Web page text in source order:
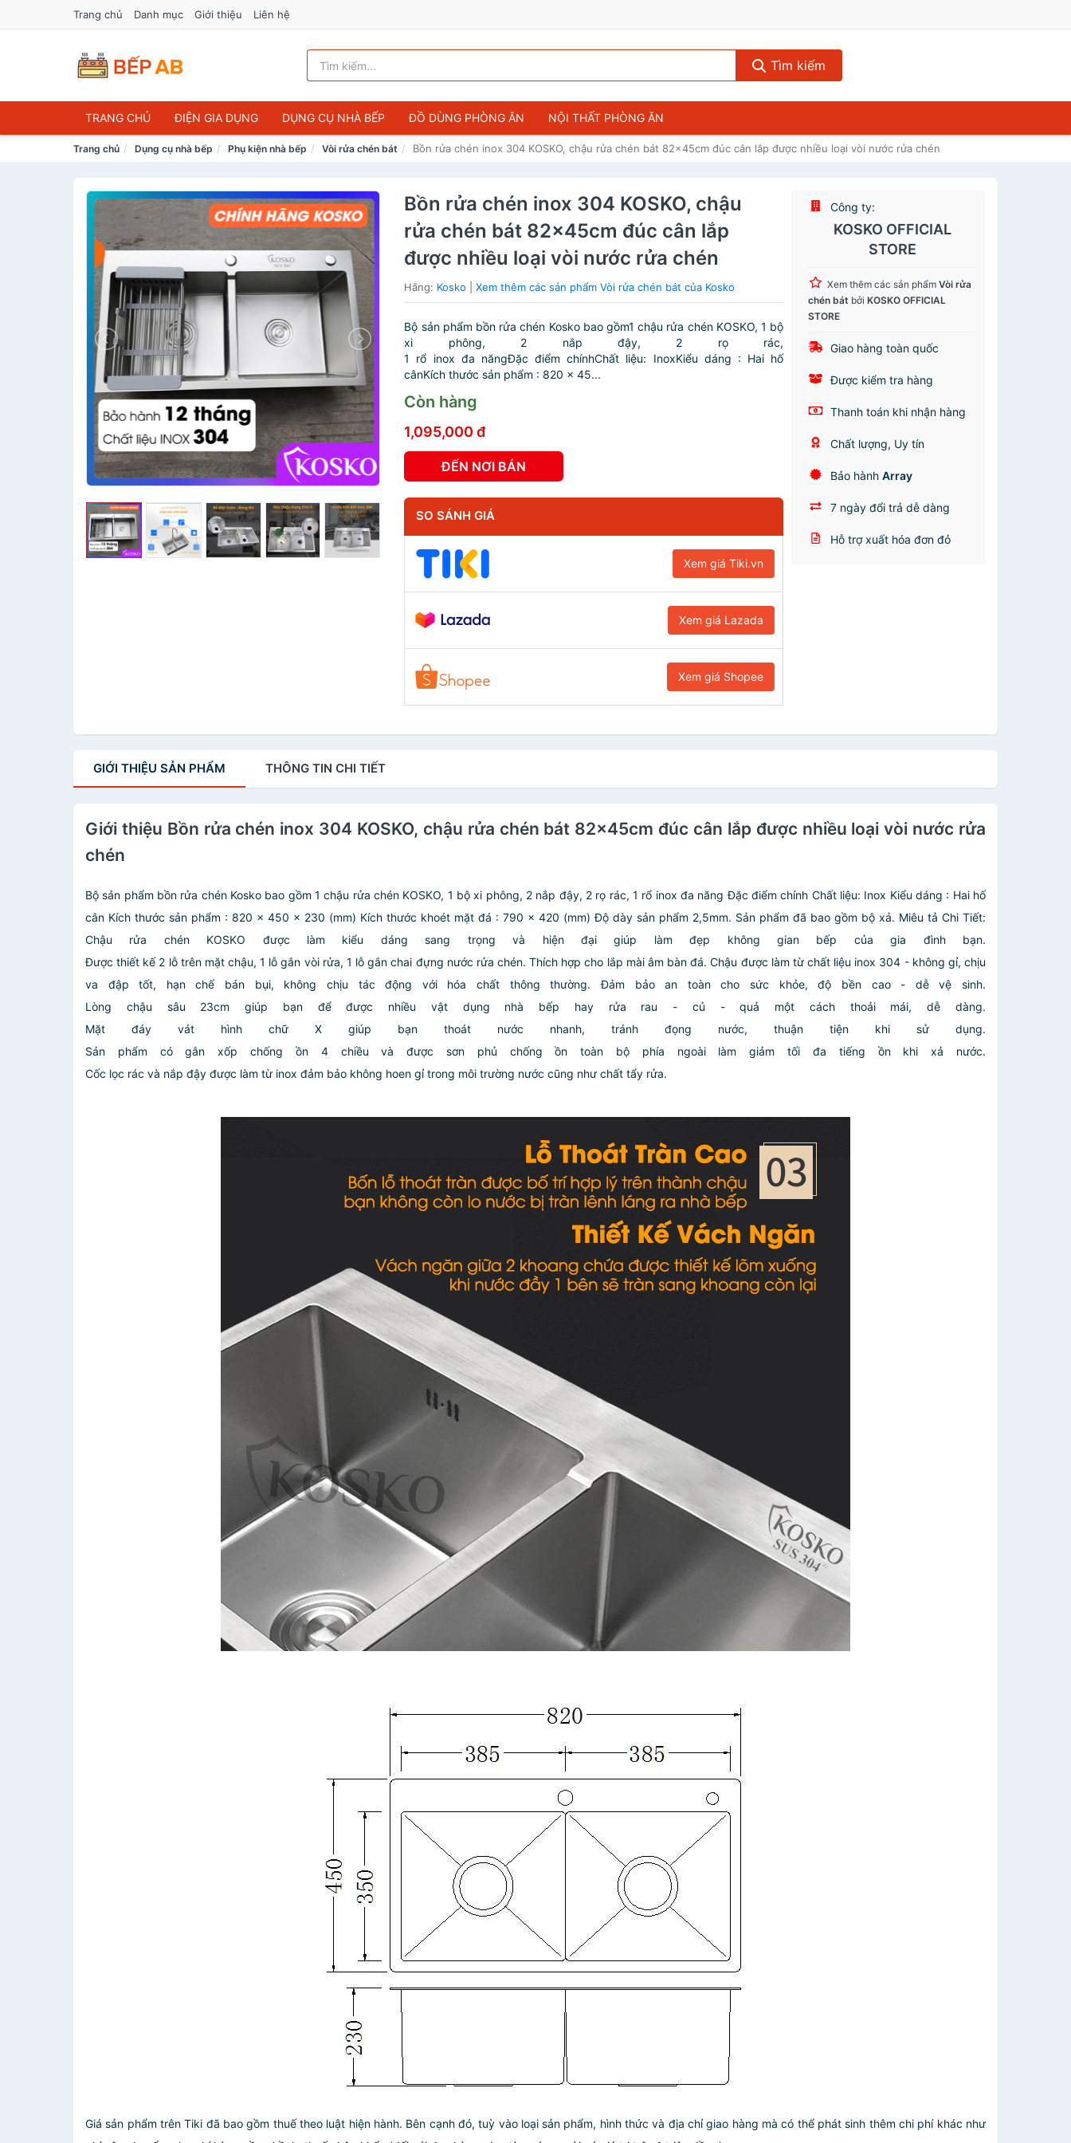
Trang chủ Danh mục Giới thiệu Liên hệ
Tìm kiếm
TRANG CHỦ ĐIỆN GIA DỤNG DỤNG CỤ NHÀ BẾP ĐỒ DÙNG PHÒNG ĂN NỘI THẤT PHÒNG ĂN
Trang chủ Dụng cụ nhà bếp Phụ kiện nhà bếp Vòi rửa chén bát Bồn rửa chén inox 304 KOSKO, chậu rửa chén bát 82x45cm đúc cân lắp được nhiều loại vòi nước rửa chén
Bồn rửa chén inox 304 KOSKO, chậu
rửa chén bát 82x45cm đúc cân lắp
được nhiều loại vòi nước rửa chén
Hãng: Kosko |Xem thêm các sản phẩm Vòi rửa chén bát của Kosko
Bộ sản phẩm bồn rửa chén Kosko bao gồm1 chậu rửa chén KOSKO, 1 bộ
xi phông, 2 nắp đậy, 2 rọ rác,
1 rổ inox đa năngĐặc điểm chínhChất liệu: InoxKiểu dáng : Hai hố
cânKích thước sản phẩm : 820 x 45...
Còn hàng
1,095,000 đ
ĐẾN NƠI BÁN
SO SÁNH GIÁ
Xem giá Tiki.vn
Xem giá Lazada
Xem giá Shopee
Công ty:
KOSKO OFFICIAL
STORE
Xem thêm các sản phẩmVòi rửa
chén bát bởiKOSKO OFFICIAL
STORE
Giao hàng toàn quốc
Được kiểm tra hàng
Thanh toán khi nhận hàng
Chất lượng, Uy tín
Bảo hànhArray
7 ngày đổi trả dễ dàng
Hỗ trợ xuất hóa đơn đỏ
GIỚI THIỆU SẢN PHẨM THÔNG TIN CHI TIẾT
Giới thiệu Bồn rửa chén inox 304 KOSKO, chậu rửa chén bát 82x45cm đúc cân lắp được nhiều loại vòi nước rửa
chén
Bộ sản phẩm bồn rửa chén Kosko bao gồm 1 chậu rửa chén KOSKO, 1 bộ xi phông, 2 nắp đậy, 2 rọ rác, 1 rổ inox đa năng Đặc điểm chính Chất liệu: Inox Kiểu dáng : Hai hố
cân Kích thước sản phẩm : 820 x 450 x 230 (mm) Kích thước khoét mặt đá : 790 x 420 (mm) Độ dày sản phẩm 2,5mm. Sản phẩm đã bao gồm bộ xả. Miêu tả Chi Tiết:
Chậu rửa chén KOSKO được làm kiểu dáng sang trọng và hiện đại giúp làm đẹp không gian bếp của gia đình bạn.
Được thiết kế 2 lỗ trên mặt chậu, 1 lỗ gắn vòi rửa, 1 lỗ gắn chai đựng nước rửa chén. Thích hợp cho lắp mài âm bàn đá. Chậu được làm từ chất liệu inox 304 - không gỉ, chịu
va đập tốt, hạn chế bán bụi, không chịu tác động với hóa chất thông thường. Đảm bảo an toàn cho sức khỏe, độ bền cao - dễ vệ sinh.
Lòng chậu sâu 23cm giúp bạn để được nhiều vật dụng nhà bếp hay rửa rau - củ - quả một cách thoải mái, dễ dàng.
Mặt đáy vát hình chữ X giúp bạn thoát nước nhanh, tránh đọng nước, thuận tiện khi sử dụng.
Sản phẩm có gắn xốp chống ồn 4 chiều và được sơn phủ chống ồn toàn bộ phía ngoài làm giảm tối đa tiếng ồn khi xả nước.
Cốc lọc rác và nắp đậy được làm từ inox đảm bảo không hoen gỉ trong môi trường nước cũng như chất tẩy rửa.
Giá sản phẩm trên Tiki đã bao gồm thuế theo luật hiện hành. Bên cạnh đó, tuỳ vào loại sản phẩm, hình thức và địa chỉ giao hàng mà có thể phát sinh thêm chi phí khác như